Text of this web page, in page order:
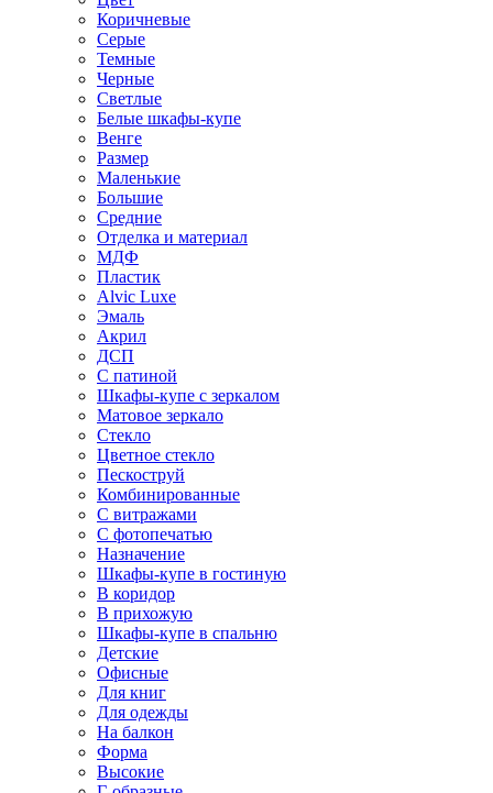
Коричневые
Серые
Темные
Черные
Светлые
Белые шкафы-купе
Венге
Размер
Маленькие
Большие
Средние
Отделка и материал
МДФ
Пластик
Alvic Luxe
Эмаль
Акрил
ДСП
С патиной
Шкафы-купе с зеркалом
Матовое зеркало
Стекло
Цветное стекло
Пескоструй
Комбинированные
С витражами
С фотопечатью
Назначение
Шкафы-купе в гостиную
В коридор
В прихожую
Шкафы-купе в спальню
Детские
Офисные
Для книг
Для одежды
На балкон
Форма
Высокие